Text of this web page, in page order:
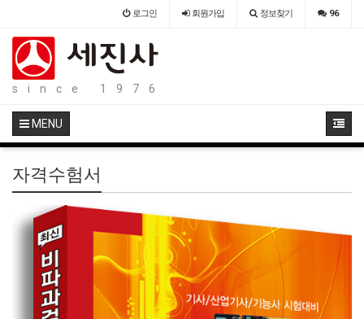
로그인 회원가입 정보찾기 96
since 1976
MENU
자격수험서